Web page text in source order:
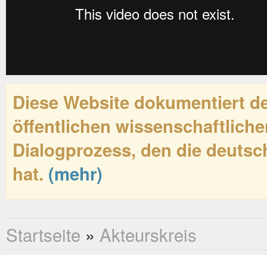
Diese Website dokumentiert
öffentlichen
Dialogprozess, den die
hat. (mehr)
Startseite » Akteurskreis